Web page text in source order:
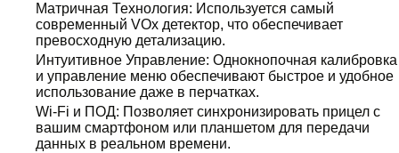
Матричная Технология: Используется самый
современный VOx детектор, что обеспечивает
превосходную детализацию.
Интуитивное Управление: Однокнопочная калибровка
и управление меню обеспечивают быстрое и удобное
использование даже в перчатках.
Wi-Fi и ПОД: Позволяет синхронизировать прицел с
вашим смартфоном или планшетом для передачи
данных в реальном времени.